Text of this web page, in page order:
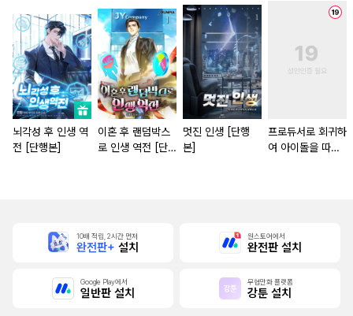
뇌각성 후 인생 역
전 [단행본]
이혼 후 랜덤박스
로 인생 역전 [단
멋진 인생 [단행
본]
프로듀서로 회귀하
여 아이돌을 따먹
10배 적립, 2시간 먼저
완전판+ 설치
원스토어에서
완전판 설치
Google Play에서
일반판 설치
무협만화 플랫폼
강툰 설치